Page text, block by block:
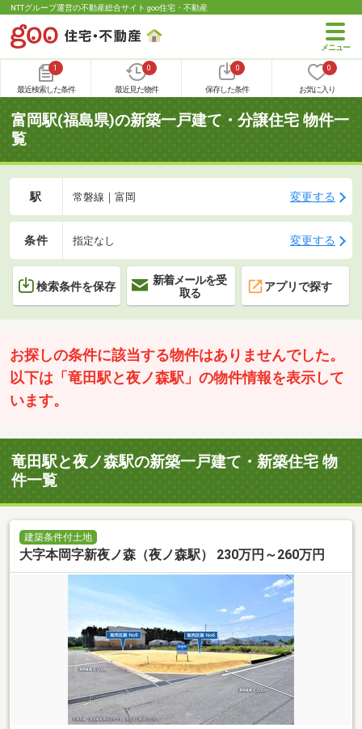
NTTグループ運営の不動産総合サイト goo住宅・不動産
1
最近検索した条件
0
最近見た物件
0
保存した条件
0
お気に入り
富岡駅(福島県)の新築一戸建て・分譲住宅 物件一
覧
駅 常磐線｜富岡 変更する
条件 指定なし 変更する
検索条件を保存
新着メールを受
取る
アプリで探す
お探しの条件に該当する物件はありませんでした。
以下は「竜田駅と夜ノ森駅」の物件情報を表示して
います。
竜田駅と夜ノ森駅の新築一戸建て・新築住宅 物
件一覧
建築条件付土地
大字本岡字新夜ノ森（夜ノ森駅） 230万円～260万円